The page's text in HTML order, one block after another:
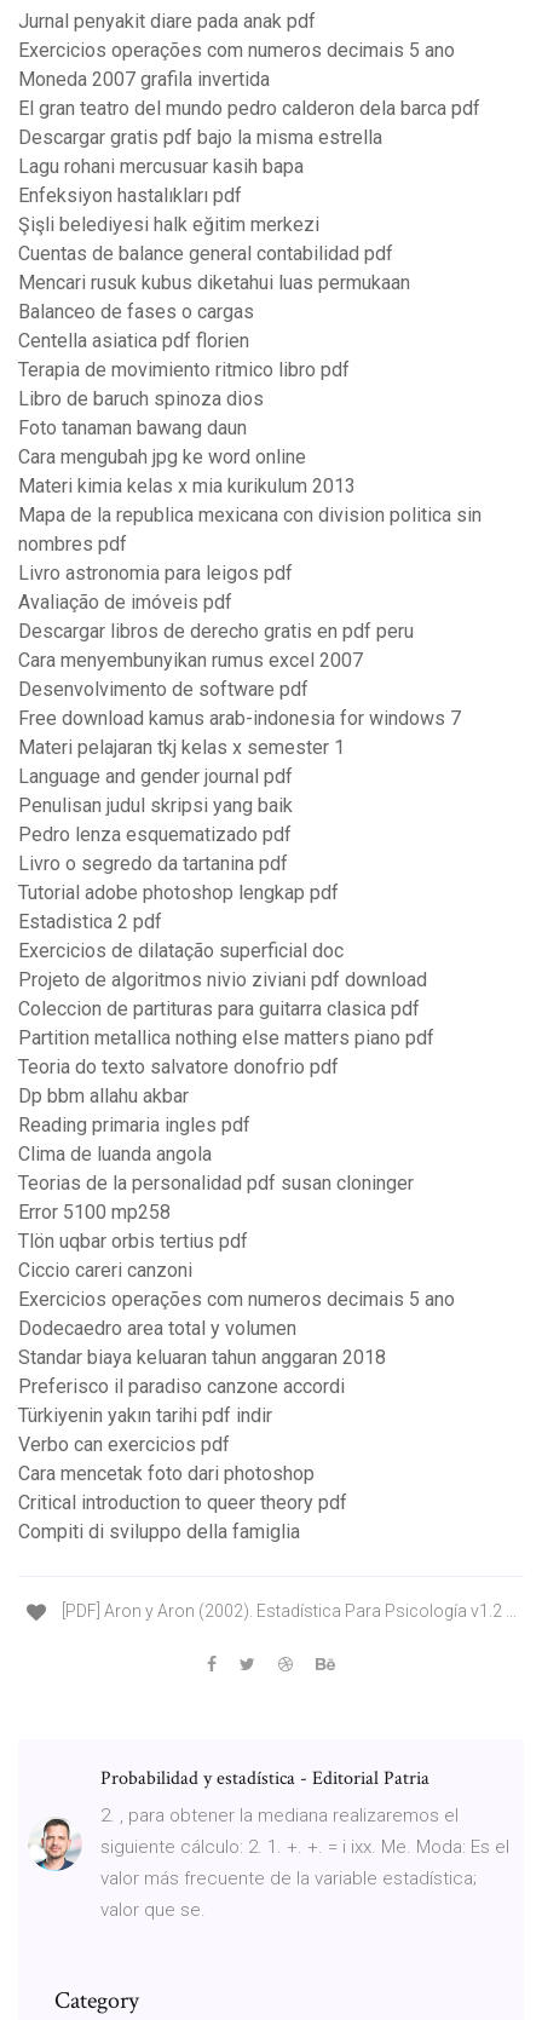
Jurnal penyakit diare pada anak pdf
Exercicios operações com numeros decimais 5 ano
Moneda 2007 grafila invertida
El gran teatro del mundo pedro calderon dela barca pdf
Descargar gratis pdf bajo la misma estrella
Lagu rohani mercusuar kasih bapa
Enfeksiyon hastalıkları pdf
Şişli belediyesi halk eğitim merkezi
Cuentas de balance general contabilidad pdf
Mencari rusuk kubus diketahui luas permukaan
Balanceo de fases o cargas
Centella asiatica pdf florien
Terapia de movimiento ritmico libro pdf
Libro de baruch spinoza dios
Foto tanaman bawang daun
Cara mengubah jpg ke word online
Materi kimia kelas x mia kurikulum 2013
Mapa de la republica mexicana con division politica sin
nombres pdf
Livro astronomia para leigos pdf
Avaliação de imóveis pdf
Descargar libros de derecho gratis en pdf peru
Cara menyembunyikan rumus excel 2007
Desenvolvimento de software pdf
Free download kamus arab-indonesia for windows 7
Materi pelajaran tkj kelas x semester 1
Language and gender journal pdf
Penulisan judul skripsi yang baik
Pedro lenza esquematizado pdf
Livro o segredo da tartanina pdf
Tutorial adobe photoshop lengkap pdf
Estadistica 2 pdf
Exercicios de dilatação superficial doc
Projeto de algoritmos nivio ziviani pdf download
Coleccion de partituras para guitarra clasica pdf
Partition metallica nothing else matters piano pdf
Teoria do texto salvatore donofrio pdf
Dp bbm allahu akbar
Reading primaria ingles pdf
Clima de luanda angola
Teorias de la personalidad pdf susan cloninger
Error 5100 mp258
Tlön uqbar orbis tertius pdf
Ciccio careri canzoni
Exercicios operações com numeros decimais 5 ano
Dodecaedro area total y volumen
Standar biaya keluaran tahun anggaran 2018
Preferisco il paradiso canzone accordi
Türkiyenin yakın tarihi pdf indir
Verbo can exercicios pdf
Cara mencetak foto dari photoshop
Critical introduction to queer theory pdf
Compiti di sviluppo della famiglia
[PDF] Aron y Aron (2002). Estadística Para Psicología v1.2 ...
Probabilidad y estadística - Editorial Patria
2. , para obtener la mediana realizaremos el
siguiente cálculo: 2. 1. +. +. = i ixx. Me. Moda: Es el
valor más frecuente de la variable estadística;
valor que se.
Category